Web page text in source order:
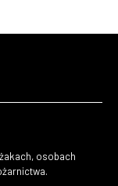
osobach